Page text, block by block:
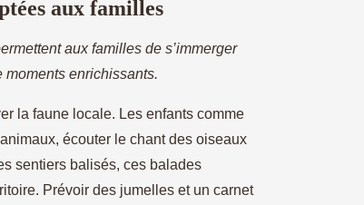
aux familles
aux familles de s’immerger
moments enrichissants.
la faune locale. Les enfants comme
écouter le chant des oiseaux
sentiers balisés, ces balades
Prévoir des jumelles et un carnet